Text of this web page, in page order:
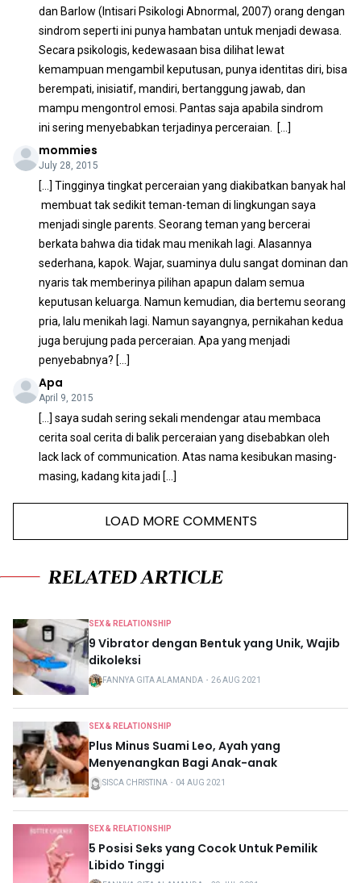
dan Barlow (Intisari Psikologi Abnormal, 2007) orang dengan
sindrom seperti ini punya hambatan untuk menjadi dewasa.
Secara psikologis, kedewasaan bisa dilihat lewat
kemampuan mengambil keputusan, punya identitas diri, bisa
berempati, inisiatif, mandiri, bertanggung jawab, dan
mampu mengontrol emosi. Pantas saja apabila sindrom
ini sering menyebabkan terjadinya perceraian. […]
mommies
July 28, 2015
[…] Tingginya tingkat perceraian yang diakibatkan banyak hal
membuat tak sedikit teman-teman di lingkungan saya
menjadi single parents. Seorang teman yang bercerai
berkata bahwa dia tidak mau menikah lagi. Alasannya
sederhana, kapok. Wajar, suaminya dulu sangat dominan dan
nyaris tak memberinya pilihan apapun dalam semua
keputusan keluarga. Namun kemudian, dia bertemu seorang
pria, lalu menikah lagi. Namun sayangnya, pernikahan kedua
juga berujung pada perceraian. Apa yang menjadi
penyebabnya? […]
Apa
April 9, 2015
[…] saya sudah sering sekali mendengar atau membaca
cerita soal cerita di balik perceraian yang disebabkan oleh
lack lack of communication. Atas nama kesibukan masing-
masing, kadang kita jadi […]
LOAD MORE COMMENTS
RELATED ARTICLE
SEX & RELATIONSHIP
9 Vibrator dengan Bentuk yang Unik, Wajib
dikoleksi
FANNYA GITA ALAMANDA ・ 26 AUG 2021
SEX & RELATIONSHIP
Plus Minus Suami Leo, Ayah yang
Menyenangkan Bagi Anak-anak
SISCA CHRISTINA ・ 04 AUG 2021
SEX & RELATIONSHIP
5 Posisi Seks yang Cocok Untuk Pemilik
Libido Tinggi